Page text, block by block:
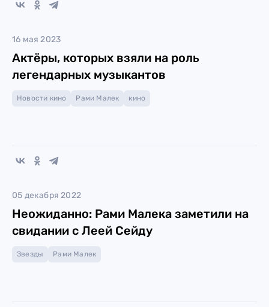
16 мая 2023
Актёры, которых взяли на роль
легендарных музыкантов
Новости кино Рами Малек кино
05 декабря 2022
Неожиданно: Рами Малека заметили на
свидании с Леей Сейду
Звезды Рами Малек